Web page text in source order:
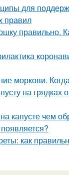
для
правил
правильно.
моркови.
на грядках
капусте чем
как